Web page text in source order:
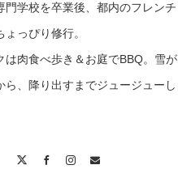
門学校を卒業後、都内のフレンチ
っぴり修行。
は肉食べ歩き＆お庭でBBQ。雪が
ら、降り出すまでジュージューし